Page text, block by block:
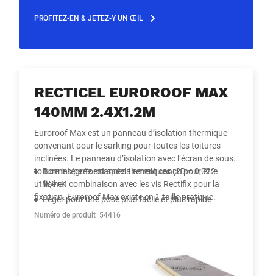
PROFITEZ-EN & JETEZ-Y UN ŒIL
RECTICEL EUROROOF MAX
140MM 2.4X1.2M
Euroroof Max est un panneau d’isolation thermique
convenant pour le sarking pour toutes les toitures
inclinées. Le panneau d’isolation avec l’écran de sous-
toiture intégrée est spécialement conçu pour être
utilisé en combinaison avec les vis Rectifix pour la
fixation. Euroroof Max existe en 1 taille pratique.
Bonnes performances thermiques : ?D = 0,022
W/mK
Léger pour une pose plus facile et plus rapide
Facile à combiner avec une ventilation de toiture et
Idéal pour la remise en état, la restauration et la
Numéro de produit 54416